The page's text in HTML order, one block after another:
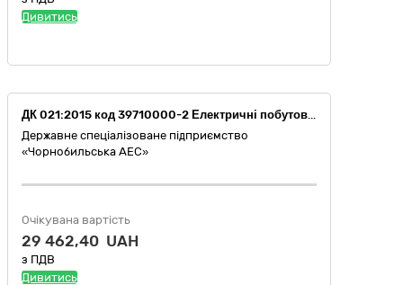
Дивитись
ДК 021:2015 код 39710000-2 Електричні побутові прилади (Котел електричний)
Державне спеціалізоване підприємство
«Чорнобильська АЕС»
Очікувана вартість
29 462,40 UAH
з ПДВ
Дивитись